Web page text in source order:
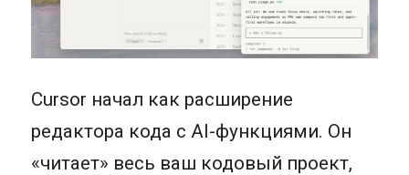
Cursor начал как расширение
редактора кода с AI-функциями. Он
«читает» весь ваш кодовый проект,